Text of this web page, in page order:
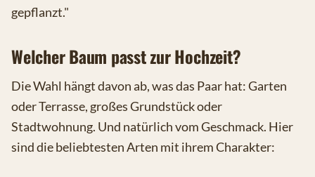
gepflanzt."
Welcher Baum passt zur Hochzeit?
Die Wahl hängt davon ab, was das Paar hat: Garten
oder Terrasse, großes Grundstück oder
Stadtwohnung. Und natürlich vom Geschmack. Hier
sind die beliebtesten Arten mit ihrem Charakter: